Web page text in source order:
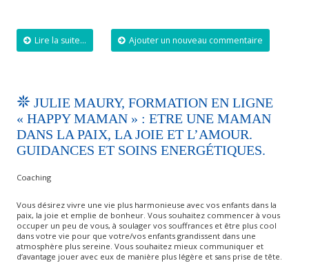
Lire la suite... Ajouter un nouveau commentaire
JULIE MAURY, FORMATION EN LIGNE
« HAPPY MAMAN » : ETRE UNE MAMAN
DANS LA PAIX, LA JOIE ET L’AMOUR.
GUIDANCES ET SOINS ENERGÉTIQUES.
Coaching
Vous désirez vivre une vie plus harmonieuse avec vos enfants dans la
paix, la joie et emplie de bonheur. Vous souhaitez commencer à vous
occuper un peu de vous, à soulager vos souffrances et être plus cool
dans votre vie pour que votre/vos enfants grandissent dans une
atmosphère plus sereine. Vous souhaitez mieux communiquer et
d’avantage jouer avec eux de manière plus légère et sans prise de tête.